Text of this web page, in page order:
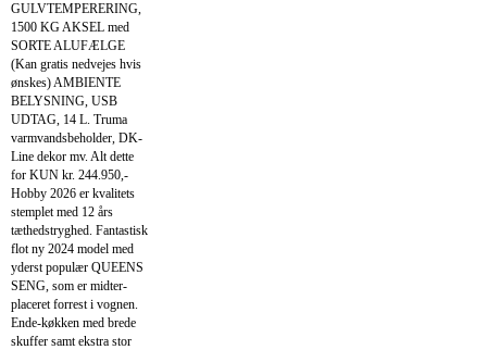
GULVTEMPERERING,
1500 KG AKSEL med
SORTE ALUFÆLGE
(Kan gratis nedvejes hvis
ønskes) AMBIENTE
BELYSNING, USB
UDTAG, 14 L. Truma
varmvandsbeholder, DK-
Line dekor mv. Alt dette
for KUN kr. 244.950,-
Hobby 2026 er kvalitets
stemplet med 12 års
tæthedstryghed. Fantastisk
flot ny 2024 model med
yderst populær QUEENS
SENG, som er midter-
placeret forrest i vognen.
Ende-køkken med brede
skuffer samt ekstra stor